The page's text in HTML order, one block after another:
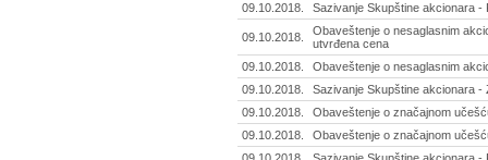
09.10.2018.
Sazivanje Skupštine akcionara -
09.10.2018.
Obaveštenje o nesaglasnim
utvrđena cena
09.10.2018.
Obaveštenje o nesaglasnim
09.10.2018.
Sazivanje Skupštine akcionara -
09.10.2018.
Obaveštenje o značajnom
09.10.2018.
Obaveštenje o značajnom